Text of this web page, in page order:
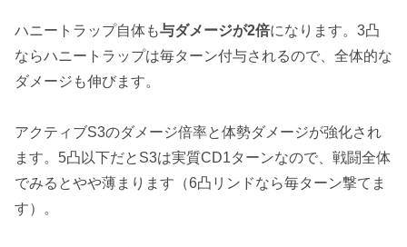
ハニートラップ自体も与ダメージが2倍になります。3凸
ならハニートラップは毎ターン付与されるので、全体的な
ダメージも伸びます。
アクティブS3のダメージ倍率と体勢ダメージが強化され
ます。5凸以下だとS3は実質CD1ターンなので、戦闘全体
でみるとやや薄まります（6凸リンドなら毎ターン撃てま
す）。